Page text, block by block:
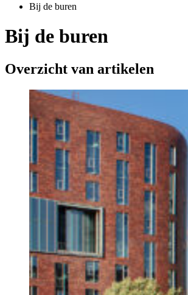
Bij de buren
Bij de buren
Overzicht van artikelen